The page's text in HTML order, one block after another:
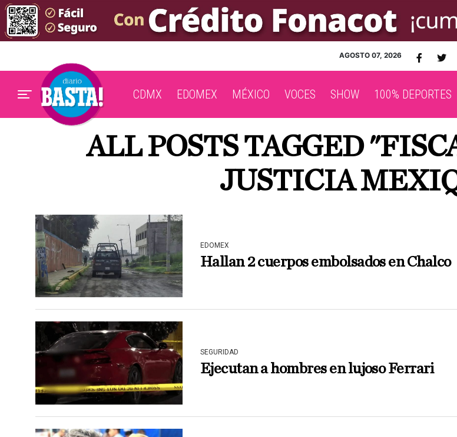
AGOSTO 07, 2026
CDMX EDOMEX MÉXICO VOCES SHOW 100% DEPORTES
ALL POSTS TAGGED
JUSTICIA
EDOMEX
Hallan 2 cuerpos embolsados en Chalco
SEGURIDAD
Ejecutan a hombres en lujoso Ferrari